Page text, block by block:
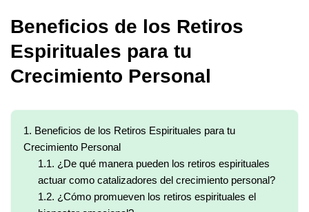
Beneficios de los Retiros
Espirituales para tu
Crecimiento Personal
1. Beneficios de los Retiros Espirituales para tu
Crecimiento Personal
1.1. ¿De qué manera pueden los retiros espirituales
actuar como catalizadores del crecimiento personal?
1.2. ¿Cómo promueven los retiros espirituales el